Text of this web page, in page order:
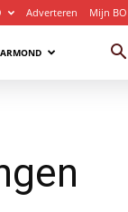
Adverteren Mijn BO